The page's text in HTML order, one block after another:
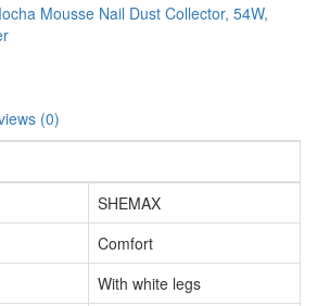
Mousse Nail Dust Collector, 54W,
(0)
SHEMAX
Comfort
With white legs